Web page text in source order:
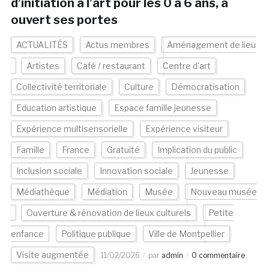
d’initiation à l’art pour les 0 à 6 ans, a
ouvert ses portes
ACTUALITÉS Actus membres Aménagement de lieu
Artistes Café / restaurant Centre d'art
Collectivité territoriale Culture Démocratisation
Education artistique Espace famille jeunesse
Expérience multisensorielle Expérience visiteur
Famille France Gratuité Implication du public
Inclusion sociale Innovation sociale Jeunesse
Médiathèque Médiation Musée Nouveau musée
Ouverture & rénovation de lieux culturels Petite
enfance Politique publique Ville de Montpellier
Visite augmentée 11/02/2026 par admin 0 commentaire